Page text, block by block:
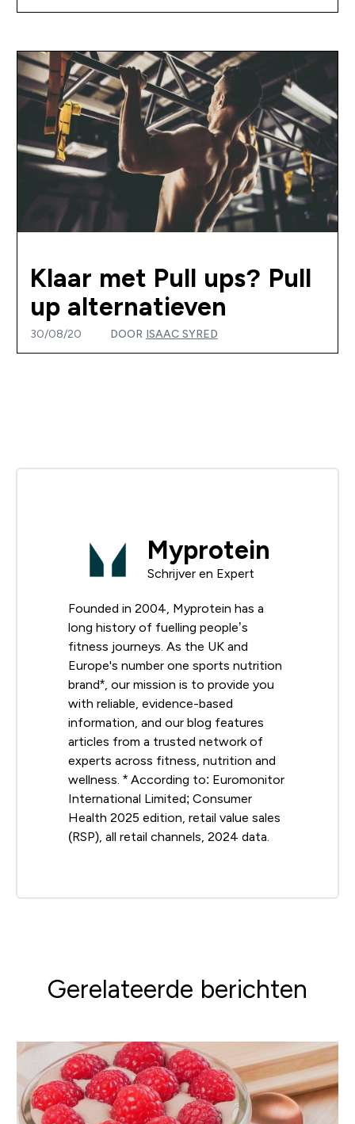
Klaar met Pull ups? Pull
up alternatieven
30/08/20 DOOR ISAAC SYRED
Myprotein
Schrijver en Expert
Founded in 2004, Myprotein has a
long history of fuelling people’s
fitness journeys. As the UK and
Europe's number one sports nutrition
brand*, our mission is to provide you
with reliable, evidence-based
information, and our blog features
articles from a trusted network of
experts across fitness, nutrition and
wellness. * According to: Euromonitor
International Limited; Consumer
Health 2025 edition, retail value sales
(RSP), all retail channels, 2024 data.
Gerelateerde berichten